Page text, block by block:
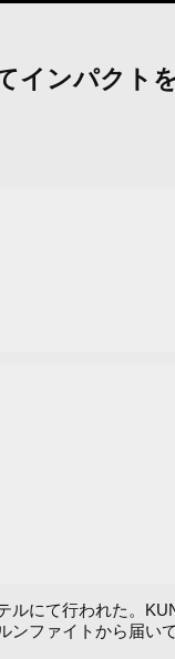
インパクト
にて行われた。
ファイトから届いて